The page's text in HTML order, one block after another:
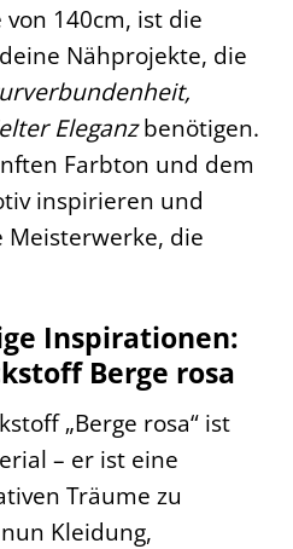
140cm, ist die
Nähprojekte, die
Eleganzbenötigen.
Farbton und dem
inspirieren und
Meisterwerke, die
Inspirationen:
Berge rosa
„Berge rosa“ ist
– er ist eine
Träume zu
Kleidung,